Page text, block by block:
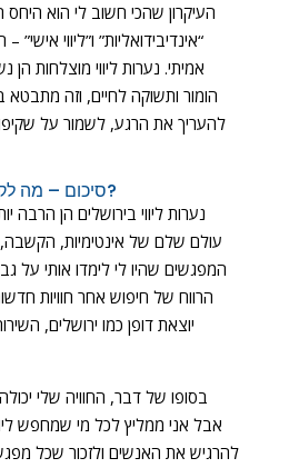
העיקרון שהכי חשוב לי הוא
“אינדיבידואליות” ו”ליווי
אמיתי. נערות ליווי מוצלחות
הומור ותשוקה לחיים, וזה
להעריך את הרגע, לשמור על
סיכום – מה לקחת איתי מהמסע הזה?
נערות ליווי בירושלים הן הרבה
עולם שלם של אינטימיות,
המפגשים שהיו לי לימדו אותי על
הרווח של חיפוש אחר חוויות
יוצאת דופן כמו ירושלים,
בסופו של דבר, החוויה שלי
אבל אני ממליץ לכל מי שמחפש
להרגיש את האנשים ולזכור שכל